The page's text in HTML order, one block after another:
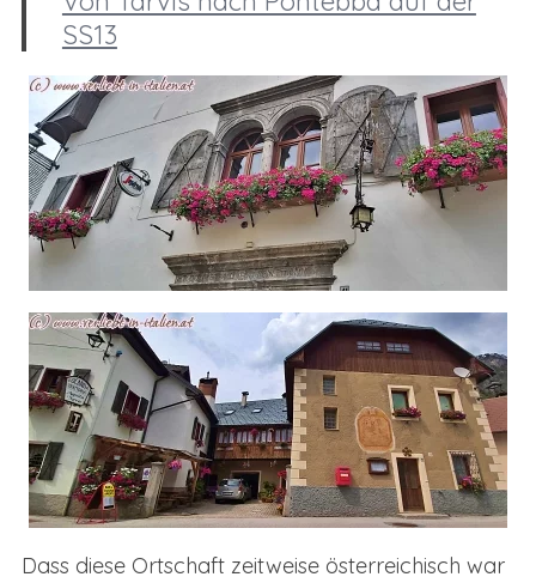
SS13
Dass diese Ortschaft zeitweise österreichisch war